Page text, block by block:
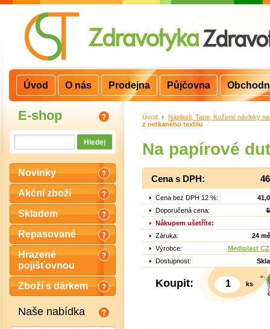
E-shop
Novinky
Akční zboží
Skladem
Repasované
Hrazené
pojišťovnou
Zboží s dárkem
Naše nabídka
Úvod >
Náplasti, Tape, Kožené návleky
z netkaného textilu
Na papírové
Cena s DPH:
Cena bez DPH 12 %:
Doporučená cena:
Nákupem ušetříte:
Záruka:
24
Výrobce:
Mediplast
Dostupnost:
Koupit: ks
Úvod O nás Prodejna Půjčovna